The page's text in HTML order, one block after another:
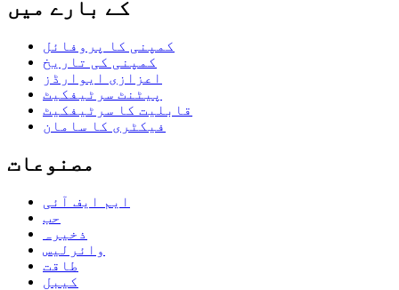
کے بارے میں
کمپنی کا پروفائل
کمپنی کی تاریخ
اعزازی ایوارڈز
پیٹنٹ سرٹیفکیٹ
قابلیت کا سرٹیفکیٹ
فیکٹری کا سامان
مصنوعات
ایم ایف آئی
حب
ذخیرہ
وائرلیس
طاقت
کیبل